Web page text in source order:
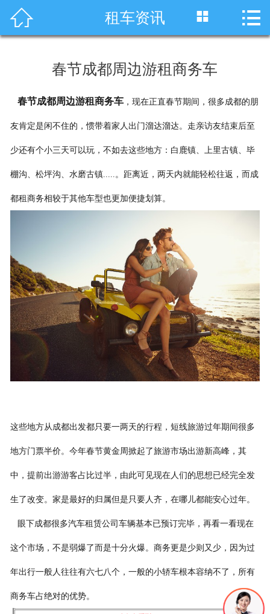
 首页
川藏线租车
租车资讯
关于我们
联系我们
 租车资讯  
春节成都周边游租商务车
春节成都周边游租商务车，现在正直春节期间，很多成都的朋
友肯定是闲不住的，惯带着家人出门溜达溜达。走亲访友结束后至
少还有个小三天可以玩，不如去这些地方：白鹿镇、上里古镇、毕
棚沟、松坪沟、水磨古镇.....。距离近，两天内就能轻松往返，而成
都租商务相较于其他车型也更加便捷划算。
这些地方从成都出发都只要一两天的行程，短线旅游过年期间很多
地方门票半价。今年春节黄金周掀起了旅游市场出游新高峰，其
中，提前出游游客占比过半，由此可见现在人们的思想已经完全发
生了改变。家是最好的归属但是只要人齐，在哪儿都能安心过年。
眼下成都很多汽车租赁公司车辆基本已预订完毕，再看一看现在
这个市场，不是弱爆了而是十分火爆。商务更是少则又少，因为过
年出行一般人往往有六七八个，一般的小轿车根本容纳不了，所有
商务车占绝对的优势。